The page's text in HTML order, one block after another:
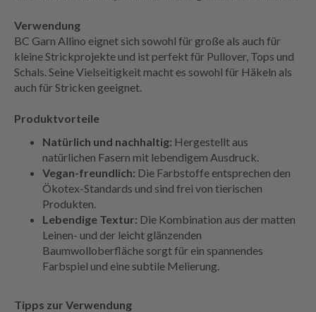
Verwendung
BC Garn Allino eignet sich sowohl für große als auch für
kleine Strickprojekte und ist perfekt für Pullover, Tops und
Schals. Seine Vielseitigkeit macht es sowohl für Häkeln als
auch für Stricken geeignet.
Produktvorteile
Natürlich und nachhaltig: Hergestellt aus
natürlichen Fasern mit lebendigem Ausdruck.
Vegan-freundlich: Die Farbstoffe entsprechen den
Ökotex-Standards und sind frei von tierischen
Produkten.
Lebendige Textur: Die Kombination aus der matten
Leinen- und der leicht glänzenden
Baumwolloberfläche sorgt für ein spannendes
Farbspiel und eine subtile Melierung.
Tipps zur Verwendung